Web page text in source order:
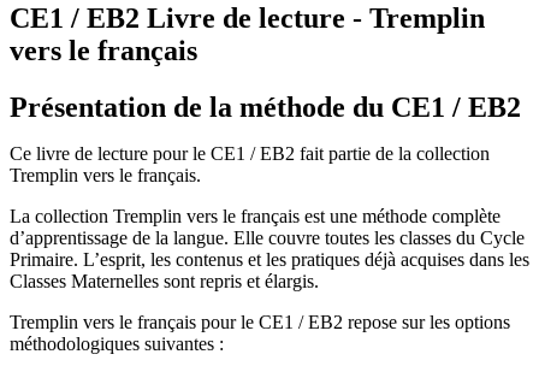
CE1 / EB2 Livre de lecture - Tremplin
vers le français
Présentation de la méthode du CE1 / EB2
Ce livre de lecture pour le CE1 / EB2 fait partie de la collection
Tremplin vers le français.
La collection Tremplin vers le français est une méthode complète
d’apprentissage de la langue. Elle couvre toutes les classes du Cycle
Primaire. L’esprit, les contenus et les pratiques déjà acquises dans les
Classes Maternelles sont repris et élargis.
Tremplin vers le français pour le CE1 / EB2 repose sur les options
méthodologiques suivantes :